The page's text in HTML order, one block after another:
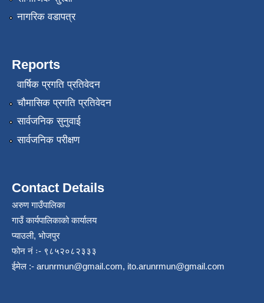
नागरिक वडापत्र
Reports
वार्षिक प्रगति प्रतिवेदन
चौमासिक प्रगति प्रतिवेदन
सार्वजनिक सुनुवाई
सार्वजनिक परीक्षण
Contact Details
अरुण गाउँपालिका
गाउँ कार्यपालिकाको कार्यालय
प्याउली, भोजपुर
फोन नं ः- ९८५२०८२३३३
ईमेल :- arunrmun@gmail.com, ito.arunrmun@gmail.com